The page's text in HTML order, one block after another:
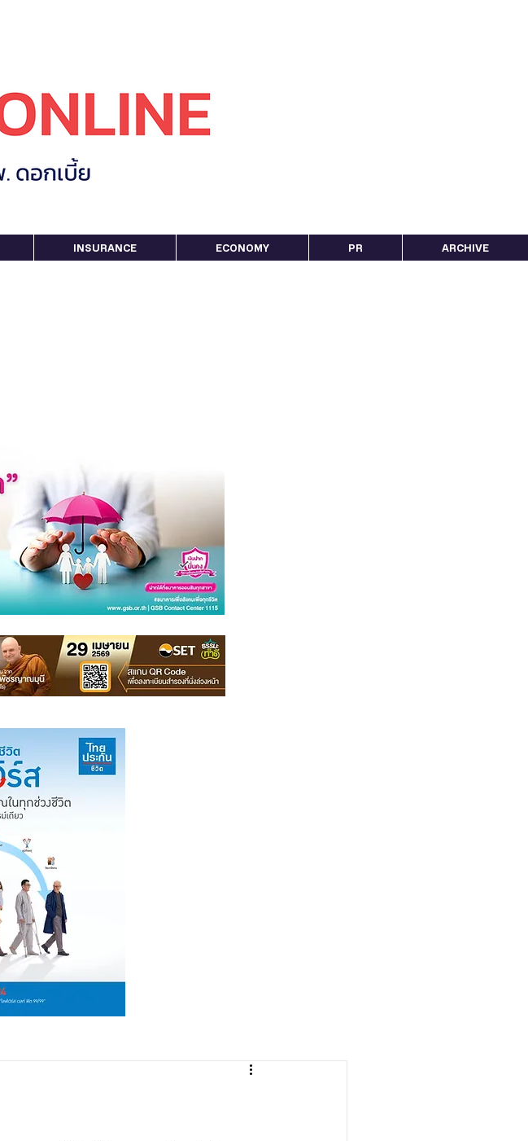
INSURANCE ECONOMY PR ARCHIVE